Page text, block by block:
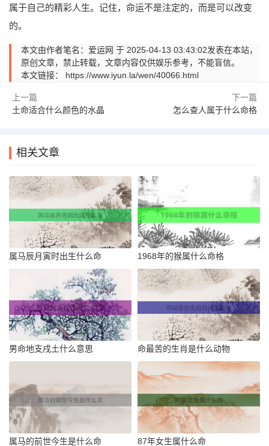
属于自己的精彩人生。记住，命运不是注定的，而是可以改变
的。
本文由作者笔名：爱运网 于 2025-04-13 03:43:02发表在本站，
原创文章，禁止转载，文章内容仅供娱乐参考，不能盲信。
本文链接： https://www.iyun.la/wen/40066.html
上一篇
土命适合什么颜色的水晶
下一篇
怎么查人属于什么命格
相关文章
属马辰月寅时出生什么命 1968年的猴属什么命格
男命地支戌土什么意思 命最苦的生肖是什么动物
属马的前世今生是什么命 87年女生属什么命